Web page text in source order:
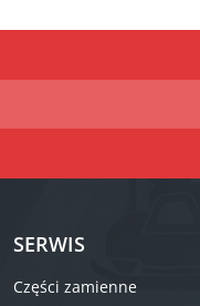
SERWIS
Części zamienne